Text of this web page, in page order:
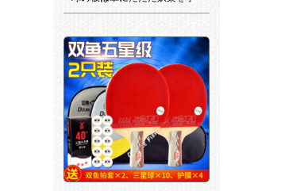
习します。両面のゴムT
てから横に摘んでセツの卓球
の星を付けます。